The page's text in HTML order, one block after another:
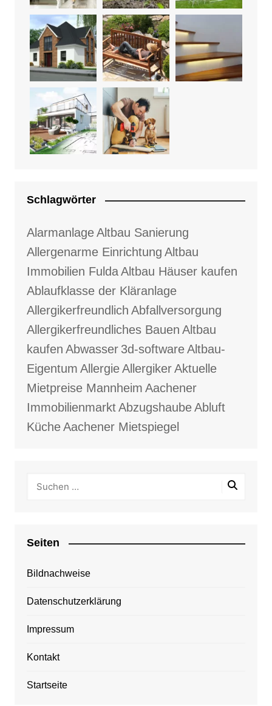
Schlagwörter
AlarmanlageAltbau Sanierung
Allergenarme Einrichtung Altbau
Immobilien FuldaAltbau Häuser kaufen
Ablaufklasse der Kläranlage
Allergikerfreundlich Abfallversorgung
Allergikerfreundliches Bauen Altbau
kaufen Abwasser 3d-softwareAltbau-
Eigentum AllergieAllergikerAktuelle
Mietpreise Mannheim Aachener
ImmobilienmarktAbzugshaubeAbluft
KücheAachener Mietspiegel
Seiten
Bildnachweise
Datenschutzerklärung
Impressum
Kontakt
Startseite